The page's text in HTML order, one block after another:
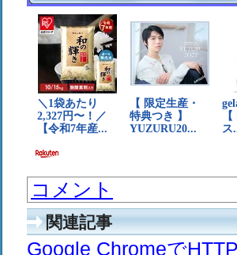
コメント
関連記事
Google Chromeで